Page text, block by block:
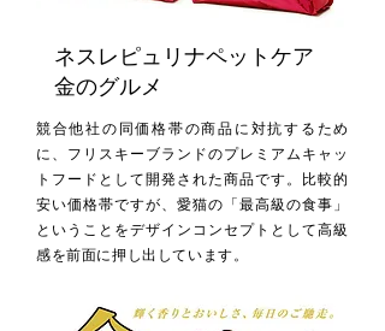
ネスレピュリナペットケア
金のグルメ
競合他社の同価格帯の商品に対抗するため
に、フリスキーブランドのプレミアムキャッ
トフードとして開発された商品です。比較的
安い価格帯ですが、愛猫の「最高級の食事」
ということをデザインコンセプトとして高級
感を前面に押し出しています。